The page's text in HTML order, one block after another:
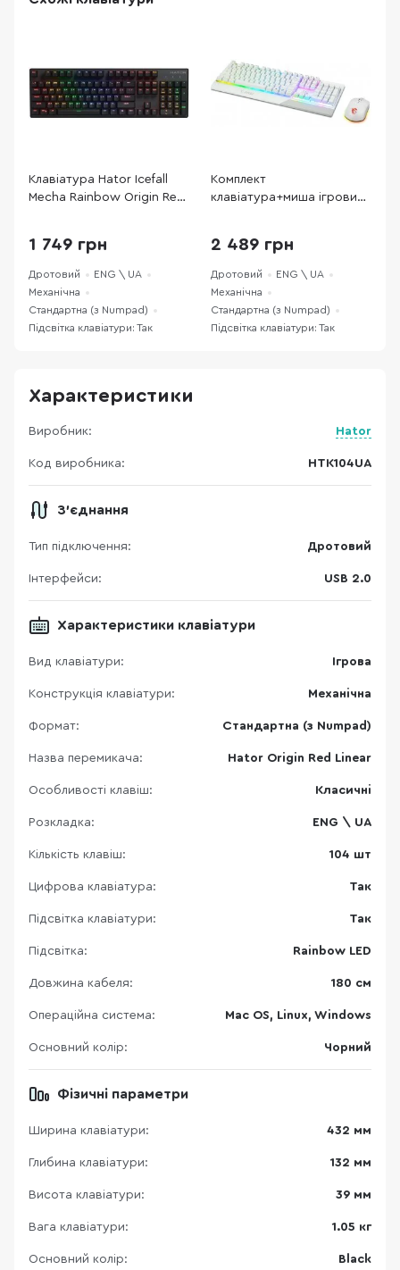
Клавіатура Hator Icefall
Mecha Rainbow Origin Red
1 749 грн
Дротовий
ENG \ UA
Механічна
Стандартна (з Numpad)
Підсвітка клавіатури: Так
Комплект
клавіатура+миша ігровий
2 489 грн
Дротовий
ENG \ UA
Механічна
Стандартна (з Numpad)
Підсвітка клавіатури: Так
Характеристики
Виробник: Hator
Код виробника: HTK104UA
З'єднання
Тип підключення: Дротовий
Інтерфейси: USB 2.0
Характеристики клавіатури
Вид клавіатури: Ігрова
Конструкція клавіатури: Механічна
Формат: Стандартна (з Numpad)
Назва перемикача: Hator Origin Red Linear
Особливості клавіш: Класичні
Розкладка: ENG \ UA
Кількість клавіш: 104 шт
Цифрова клавіатура: Так
Підсвітка клавіатури: Так
Підсвітка: Rainbow LED
Довжина кабеля: 180 см
Операційна система: Mac OS, Linux, Windows
Основний колір: Чорний
Фізичні параметри
Ширина клавіатури: 432 мм
Глибина клавіатури: 132 мм
Висота клавіатури: 39 мм
Вага клавіатури: 1.05 кг
Основний колір: Black